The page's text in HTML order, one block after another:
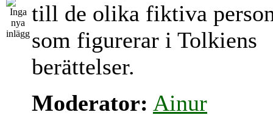
till de olika fiktiva
som figurerar i Tolkiens
berättelser.
Moderator: Ainur